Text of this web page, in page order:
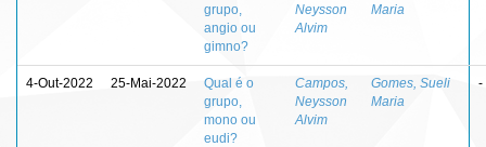
grupo,
angio ou
gimno?
Neysson
Alvim
Maria
4-Out-2022 25-Mai-2022
Qual é o
grupo,
mono ou
eudi?
Campos,
Neysson
Alvim
Gomes, Sueli
Maria
-